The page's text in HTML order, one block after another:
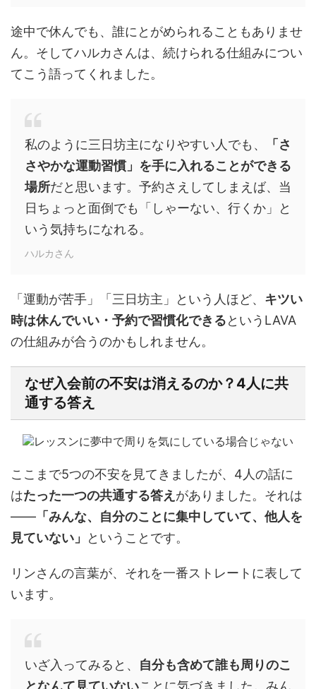
途中で休んでも、誰にとがめられることもありませ
ん。そしてハルカさんは、続けられる仕組みについ
てこう語ってくれました。
私のように三日坊主になりやすい人でも、
「さ
さやかな運動習慣」を手に入れることができる
場所だと思います。予約さえしてしまえば、当
日ちょっと面倒でも「しゃーない、行くか」と
いう気持ちになれる。
ハルカさん
「運動が苦手」「三日坊主」という人ほど、 キツい
時は休んでいい・予約で習慣化できるというLAVA
の仕組みが合うのかもしれません。
なぜ入会前の不安は消えるのか？4人に共
通する答え
ここまで5つの不安を見てきましたが、4人の話に
はたった一つの共通する答え がありました。それは
—— 「みんな、自分のことに集中していて、他人を
見ていない」
ということです。
リンさんの言葉が、それを一番ストレートに表して
います。
いざ入ってみると、 自分も含めて誰も周りのこ
となんて見ていないことに気づきました。みん